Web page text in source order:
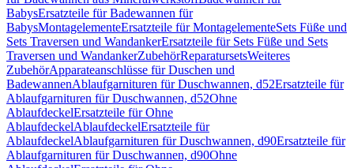
BabysErsatzteile für Badewannen für
BabysMontagelementeErsatzteile für MontagelementeSets Füße und
Sets Traversen und WandankerErsatzteile für Sets Füße und Sets
Traversen und WandankerZubehörReparatursetsWeiteres
ZubehörApparateanschlüsse für Duschen und
BadewannenAblaufgarnituren für Duschwannen, d52Ersatzteile für
Ablaufgarnituren für Duschwannen, d52Ohne
AblaufdeckelErsatzteile für Ohne
AblaufdeckelAblaufdeckelErsatzteile für
AblaufdeckelAblaufgarnituren für Duschwannen, d90Ersatzteile für
Ablaufgarnituren für Duschwannen, d90Ohne